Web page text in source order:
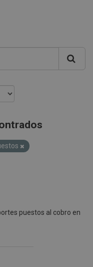
puestos al cobro en